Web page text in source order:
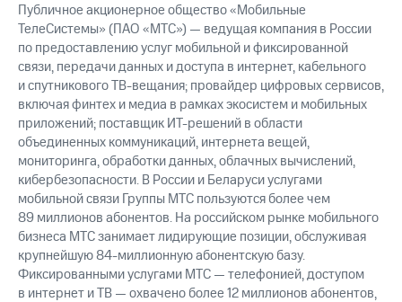
Публичное акционерное общество «Мобильные
ТелеСистемы» (ПАО «МТС») — ведущая компания в России
по предоставлению услуг мобильной и фиксированной
связи, передачи данных и доступа в интернет, кабельного
и спутникового ТВ-вещания; провайдер цифровых сервисов,
включая финтех и медиа в рамках экосистем и мобильных
приложений; поставщик ИТ-решений в области
объединенных коммуникаций, интернета вещей,
мониторинга, обработки данных, облачных вычислений,
кибербезопасности. В России и Беларуси услугами
мобильной связи Группы МТС пользуются более чем
89 миллионов абонентов. На российском рынке мобильного
бизнеса МТС занимает лидирующие позиции, обслуживая
крупнейшую 84-миллионную абонентскую базу.
Фиксированными услугами МТС — телефонией, доступом
в интернет и ТВ — охвачено более 12 миллионов абонентов,